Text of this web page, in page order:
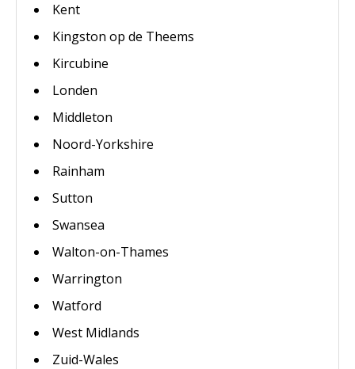
Kent
Kingston op de Theems
Kircubine
Londen
Middleton
Noord-Yorkshire
Rainham
Sutton
Swansea
Walton-on-Thames
Warrington
Watford
West Midlands
Zuid-Wales